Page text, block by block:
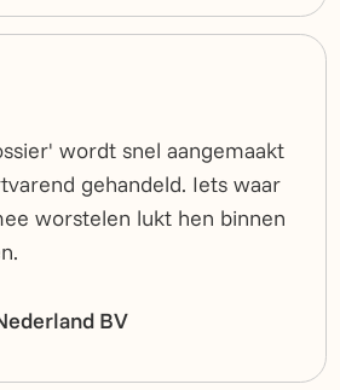
wordt snel aangemaakt
gehandeld. Iets waar
worstelen lukt hen binnen
BV